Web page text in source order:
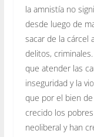
la amnistía no
desde luego de
sacar de la cárcel
delitos,
que atender las
inseguridad y la
que por el bien
crecido los
neoliberal y han